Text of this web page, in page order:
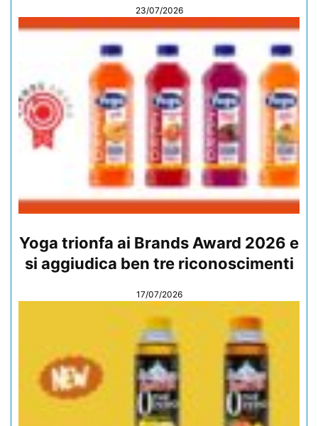
23/07/2026
Yoga trionfa ai Brands Award 2026 e
si aggiudica ben tre riconoscimenti
17/07/2026